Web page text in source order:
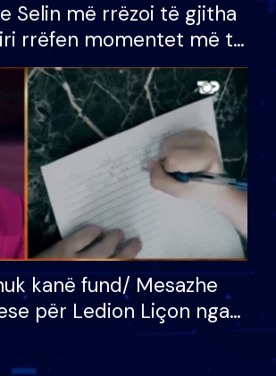
Selin më rrëzoi të gjitha
rrëfen momentet më të
e BB VIP: Do më
e mëngjesit kur…
kanë fund/ Mesazhe
për Ledion Liçon nga
e tij, moderatori
dot lotët: Nuk meritoj…